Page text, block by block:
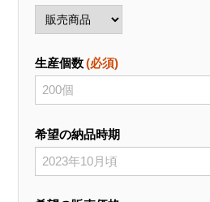
生産個数 (必須)
希望の納品時期